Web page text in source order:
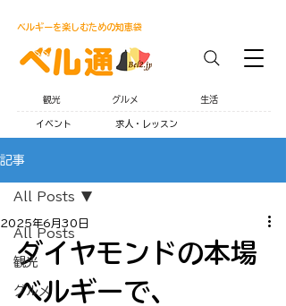
観光 グルメ 生活
求人・レッスン
ベルギーを楽しむための知恵袋
イベント
記事
All Posts
観光
グルメ
All Posts
2025年6月30日
ダイヤモンドの本場
ベルギーで、